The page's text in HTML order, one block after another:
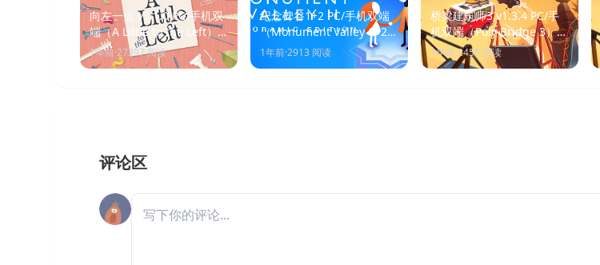
向左一点 v3.1.0 PC/手机双
端（A Little to the Left）
免安装中文版
1年前·27397阅读
纪念碑谷1+2 PC/手机双端
（Monument Valley 1+2:
Panoramic Edition）免安
1年前·2913 阅读
桥梁建筑师3 v1.3.4 PC/手
机双端（Poly Bridge 3）免
安装中文版
1年前·2455 阅读
评论区